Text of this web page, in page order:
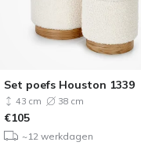
Set poefs Houston 1339
43 cm 38 cm
€105
~12 werkdagen